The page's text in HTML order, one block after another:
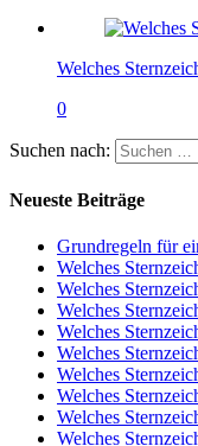
Welches
0
Suchen nach:
Neueste Beiträge
Grundregeln für
Welches
Welches
Welches
Welches
Welches
Welches
Welches
Welches
Welches